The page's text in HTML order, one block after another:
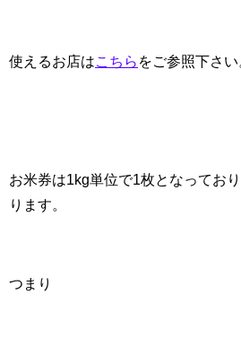
使えるお店は こちら をご参照下さい
お米券は1kg単位で1枚となってお
ります。
つまり